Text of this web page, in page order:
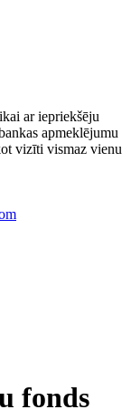
ar iepriekšēju
apmeklējumu
vizīti vismaz vienu
fonds